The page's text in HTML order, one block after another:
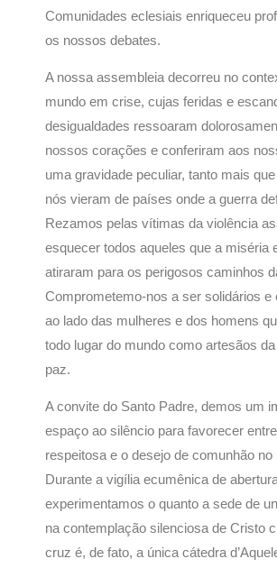
Comunidades eclesiais enriqueceu
os nossos debates.
A nossa assembleia decorreu no
mundo em crise, cujas feridas e
desigualdades ressoaram
nossos corações e conferiram aos
uma gravidade peculiar, tanto mais
nós vieram de países onde a guerra
Rezamos pelas vítimas da violência
esquecer todos aqueles que a miséria
atiraram para os perigosos caminhos
Comprometemo-nos a ser solidários e
ao lado das mulheres e dos homens
todo lugar do mundo como artesãos
paz.
A convite do Santo Padre, demos um
espaço ao silêncio para favorecer
respeitosa e o desejo de comunhão no
Durante a vigília ecumênica de
experimentamos o quanto a sede de
na contemplação silenciosa de Cristo
cruz é, de fato, a única cátedra